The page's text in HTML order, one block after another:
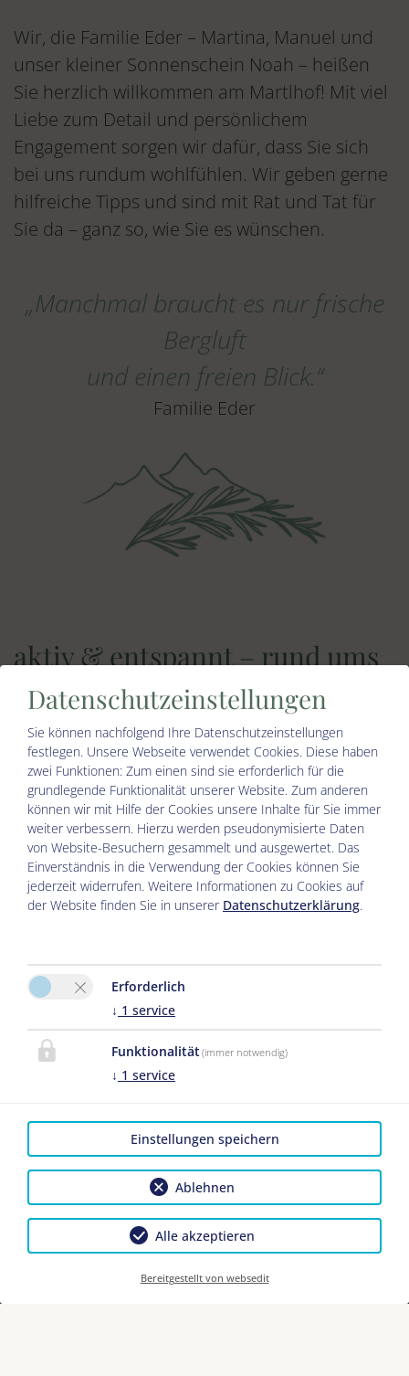
Wir, die Familie Eder – Martina, Manuel und
unser kleiner Sonnenschein Noah – heißen
Sie herzlich willkommen am Martlhof! Mit viel
Liebe zum Detail und persönlichem
Engagement sorgen wir dafür, dass Sie sich
bei uns rundum wohlfühlen. Wir geben gerne
hilfreiche Tipps und sind mit Rat und Tat für
Sie da – ganz so, wie Sie es wünschen.
„Manchmal braucht es nur frische
Bergluft
und einen freien Blick.“
Familie Eder
aktiv & entspannt – rund ums
Jahr
Vom Frühstückskaffee mit Bergblick direkt
rein ins Abenteuer: Im Winter führt die
Langlaufloipe direkt am Haus vorbei – im
Sommer starten Rad- und Wanderwege direkt
vor der Tür. Die Asitzbahn, Eingang zum
Skigebiet Saalbach-Hinterglemm-Leogang-
Fieberbrunn, ist in nur 5 Autominuten
bekannte Downhillpark Leogang quasi vor der
Haustür. Restaurants, Bushaltestelle und
Bahnhof erreichen Sie bequem mit dem Auto
oder den öffentlichen Verkehrsmitteln.
Datenschutzeinstellungen
Sie können nachfolgend Ihre Datenschutzeinstellungen
festlegen. Unsere Webseite verwendet Cookies. Diese haben
zwei Funktionen: Zum einen sind sie erforderlich für die
grundlegende Funktionalität unserer Website. Zum anderen
können wir mit Hilfe der Cookies unsere Inhalte für Sie immer
weiter verbessern. Hierzu werden pseudonymisierte Daten
von Website-Besuchern gesammelt und ausgewertet. Das
Einverständnis in die Verwendung der Cookies können Sie
jederzeit widerrufen. Weitere Informationen zu Cookies auf
der Website finden Sie in unserer Datenschutzerklärung.
Erforderlich
↓ 1 service
Funktionalität(immer notwendig)
↓ 1 service
Ablehnen
Einstellungen speichern
Alle akzeptieren
Bereitgestellt von websedit